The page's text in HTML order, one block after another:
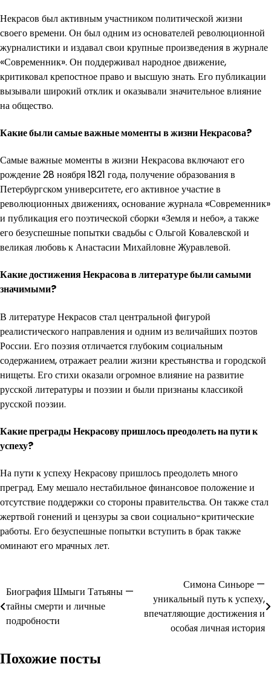
Некрасов был активным участником политической жизни
своего времени. Он был одним из основателей революционной
журналистики и издавал свои крупные произведения в журнале
«Современник». Он поддерживал народное движение,
критиковал крепостное право и высшую знать. Его публикации
вызывали широкий отклик и оказывали значительное влияние
на общество.
Какие были самые важные моменты в жизни Некрасова?
Самые важные моменты в жизни Некрасова включают его
рождение 28 ноября 1821 года, получение образования в
Петербургском университете, его активное участие в
революционных движениях, основание журнала «Современник»
и публикация его поэтической сборки «Земля и небо», а также
его безуспешные попытки свадьбы с Ольгой Ковалевской и
великая любовь к Анастасии Михайловне Журавлевой.
Какие достижения Некрасова в литературе были самыми
значимыми?
В литературе Некрасов стал центральной фигурой
реалистического направления и одним из величайших поэтов
России. Его поэзия отличается глубоким социальным
содержанием, отражает реалии жизни крестьянства и городской
нищеты. Его стихи оказали огромное влияние на развитие
русской литературы и поэзии и были признаны классикой
русской поэзии.
Какие преграды Некрасову пришлось преодолеть на пути к
успеху?
На пути к успеху Некрасову пришлось преодолеть много
преград. Ему мешало нестабильное финансовое положение и
отсутствие поддержки со стороны правительства. Он также стал
жертвой гонений и цензуры за свои социально-критические
работы. Его безуспешные попытки вступить в брак также
оминают его мрачных лет.
Навигация
по
записям
Биография Шмыги Татьяны —
тайны смерти и личные
подробности
Симона Синьоре —
уникальный путь к успеху,
впечатляющие достижения и
особая личная история
Похожие посты